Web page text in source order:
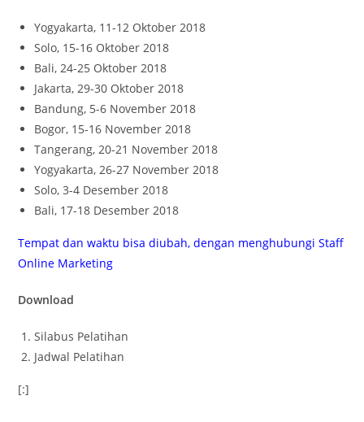
Yogyakarta, 11-12 Oktober 2018
Solo, 15-16 Oktober 2018
Bali, 24-25 Oktober 2018
Jakarta, 29-30 Oktober 2018
Bandung, 5-6 November 2018
Bogor, 15-16 November 2018
Tangerang, 20-21 November 2018
Yogyakarta, 26-27 November 2018
Solo, 3-4 Desember 2018
Bali, 17-18 Desember 2018
Tempat dan waktu bisa diubah, dengan menghubungi Staff
Online Marketing
Download
Silabus Pelatihan
Jadwal Pelatihan
[:]